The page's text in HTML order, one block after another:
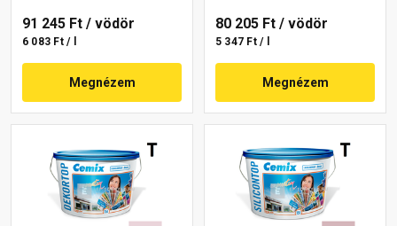
91 245 Ft / vödör
6 083 Ft / l
Megnézem
80 205 Ft / vödör
5 347 Ft / l
Megnézem